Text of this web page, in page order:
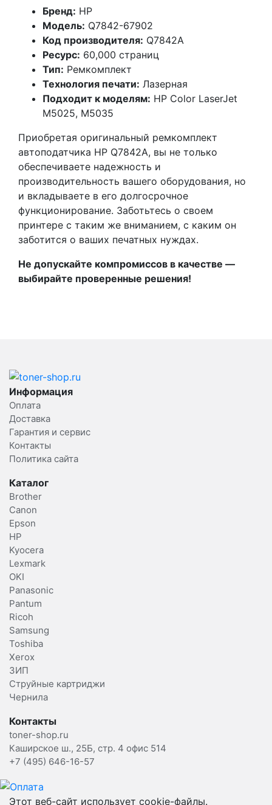
Бренд: HP
Модель: Q7842-67902
Код производителя: Q7842A
Ресурс: 60,000 страниц
Тип: Ремкомплект
Технология печати: Лазерная
Подходит к моделям: HP Color LaserJet
M5025, M5035
Приобретая оригинальный ремкомплект
автоподатчика HP Q7842A, вы не только
обеспечиваете надежность и
производительность вашего оборудования, но
и вкладываете в его долгосрочное
функционирование. Заботьтесь о своем
принтере с таким же вниманием, с каким он
заботится о ваших печатных нуждах.
Не допускайте компромиссов в качестве —
выбирайте проверенные решения!
Информация
Оплата
Доставка
Гарантия и сервис
Контакты
Политика сайта
Каталог
Brother
Canon
Epson
HP
Kyocera
Lexmark
OKI
Panasonic
Pantum
Ricoh
Samsung
Toshiba
Xerox
ЗИП
Струйные картриджи
Чернила
Контакты
toner-shop.ru
Каширское ш., 25Б, стр. 4 офис 514
+7 (495) 646-16-57
Этот веб-сайт использует cookie-файлы.